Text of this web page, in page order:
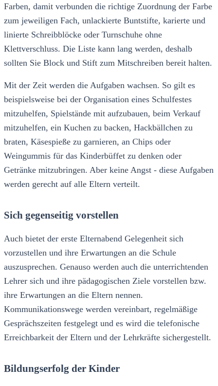
Farben, damit verbunden die richtige Zuordnung der Farbe
zum jeweiligen Fach, unlackierte Buntstifte, karierte und
linierte Schreibblöcke oder Turnschuhe ohne
Klettverschluss. Die Liste kann lang werden, deshalb
sollten Sie Block und Stift zum Mitschreiben bereit halten.
Mit der Zeit werden die Aufgaben wachsen. So gilt es
beispielsweise bei der Organisation eines Schulfestes
mitzuhelfen, Spielstände mit aufzubauen, beim Verkauf
mitzuhelfen, ein Kuchen zu backen, Hackbällchen zu
braten, Käsespieße zu garnieren, an Chips oder
Weingummis für das Kinderbüffet zu denken oder
Getränke mitzubringen. Aber keine Angst - diese Aufgaben
werden gerecht auf alle Eltern verteilt.
Sich gegenseitig vorstellen
Auch bietet der erste Elternabend Gelegenheit sich
vorzustellen und ihre Erwartungen an die Schule
auszusprechen. Genauso werden auch die unterrichtenden
Lehrer sich und ihre pädagogischen Ziele vorstellen bzw.
ihre Erwartungen an die Eltern nennen.
Kommunikationswege werden vereinbart, regelmäßige
Gesprächszeiten festgelegt und es wird die telefonische
Erreichbarkeit der Eltern und der Lehrkräfte sichergestellt.
Bildungserfolg der Kinder